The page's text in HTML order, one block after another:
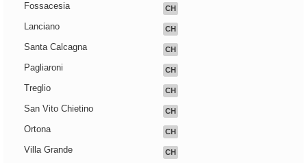
Fossacesia CH
Lanciano CH
Santa Calcagna CH
Pagliaroni CH
Treglio CH
San Vito Chietino CH
Ortona CH
Villa Grande CH